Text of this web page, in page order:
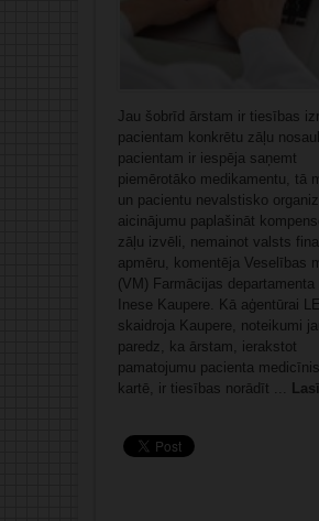
Jau šobrīd ārstam ir tiesības
pacientam konkrētu zāļu
pacientam ir iespēja saņemt
piemērotāko medikamentu, tā
un pacientu nevalstisko
aicinājumu paplašināt
zāļu izvēli, nemainot valsts
apmēru, komentēja Veselības
(VM) Farmācijas departamenta
Inese Kaupere. Kā aģentūrai
skaidroja Kaupere, noteikumi
paredz, ka ārstam, ierakstot
pamatojumu pacienta
kartē, ir tiesības norādīt ...